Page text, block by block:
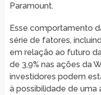
Paramount.
Esse comportamento
série de fatores,
em relação ao futuro
de 3,9% nas ações da
investidores podem
à possibilidade de uma